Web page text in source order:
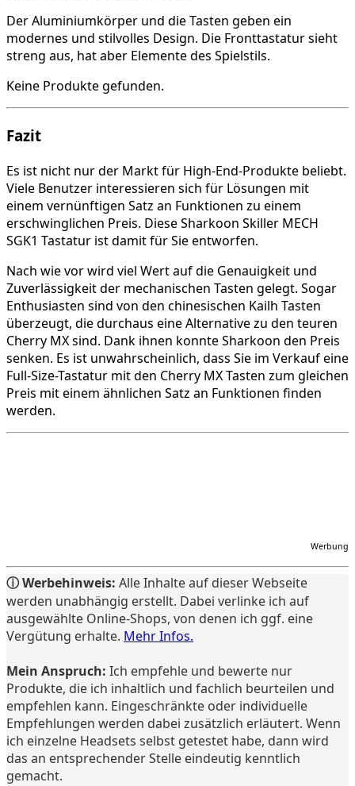
Der Aluminiumkörper und die Tasten geben ein
modernes und stilvolles Design. Die Fronttastatur sieht
streng aus, hat aber Elemente des Spielstils.
Keine Produkte gefunden.
Fazit
Es ist nicht nur der Markt für High-End-Produkte beliebt.
Viele Benutzer interessieren sich für Lösungen mit
einem vernünftigen Satz an Funktionen zu einem
erschwinglichen Preis. Diese Sharkoon Skiller MECH
SGK1 Tastatur ist damit für Sie entworfen.
Nach wie vor wird viel Wert auf die Genauigkeit und
Zuverlässigkeit der mechanischen Tasten gelegt. Sogar
Enthusiasten sind von den chinesischen Kailh Tasten
überzeugt, die durchaus eine Alternative zu den teuren
Cherry MX sind. Dank ihnen konnte Sharkoon den Preis
senken. Es ist unwahrscheinlich, dass Sie im Verkauf eine
Full-Size-Tastatur mit den Cherry MX Tasten zum gleichen
Preis mit einem ähnlichen Satz an Funktionen finden
werden.
Werbung
ⓘ Werbehinweis: Alle Inhalte auf dieser Webseite
werden unabhängig erstellt. Dabei verlinke ich auf
ausgewählte Online-Shops, von denen ich ggf. eine
Vergütung erhalte. Mehr Infos.
Mein Anspruch: Ich empfehle und bewerte nur
Produkte, die ich inhaltlich und fachlich beurteilen und
empfehlen kann. Eingeschränkte oder individuelle
Empfehlungen werden dabei zusätzlich erläutert. Wenn
ich einzelne Headsets selbst getestet habe, dann wird
das an entsprechender Stelle eindeutig kenntlich
gemacht.